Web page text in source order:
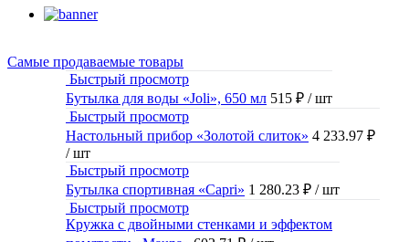
Самые продаваемые товары
Быстрый просмотр
Бутылка для воды «Joli», 650 мл 515 ₽ / шт
Быстрый просмотр
Настольный прибор «Золотой слиток» 4 233.97 ₽
/ шт
Быстрый просмотр
Бутылка спортивная «Capri» 1 280.23 ₽ / шт
Быстрый просмотр
Кружка с двойными стенками и эффектом